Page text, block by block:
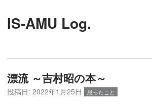
IS-AMU Log.
漂流 ～吉村昭の本～
投稿日: 2022年1月25日 思ったこと